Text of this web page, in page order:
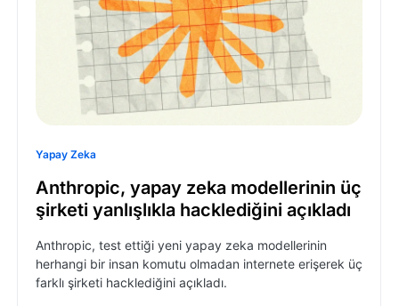
Yapay Zeka
Anthropic, yapay zeka modellerinin üç
şirketi yanlışlıkla hacklediğini açıkladı
Anthropic, test ettiği yeni yapay zeka modellerinin
herhangi bir insan komutu olmadan internete erişerek üç
farklı şirketi hacklediğini açıkladı.